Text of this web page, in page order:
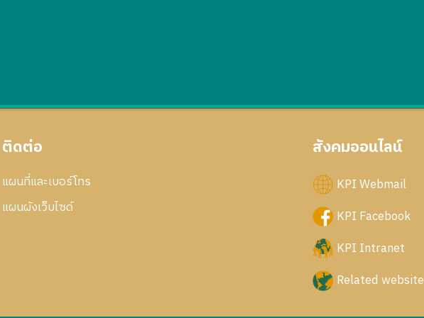
ติดต่อ
แผนที่และเบอร์โทร
แผนผังเว็บไซด์
สังคมออนไลน์
KPI Webmail
KPI Facebook
KPI Intranet
Related website